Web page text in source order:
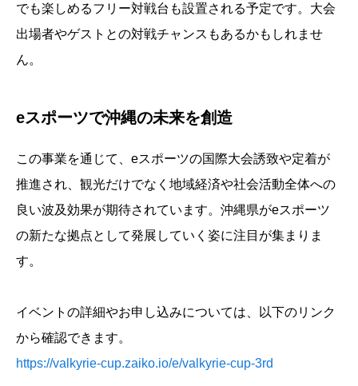
でも楽しめるフリー対戦台も設置される予定です。大会
出場者やゲストとの対戦チャンスもあるかもしれませ
ん。
eスポーツで沖縄の未来を創造
この事業を通じて、eスポーツの国際大会誘致や定着が
推進され、観光だけでなく地域経済や社会活動全体への
良い波及効果が期待されています。沖縄県がeスポーツ
の新たな拠点として発展していく姿に注目が集まりま
す。
イベントの詳細やお申し込みについては、以下のリンク
から確認できます。
https://valkyrie-cup.zaiko.io/e/valkyrie-cup-3rd